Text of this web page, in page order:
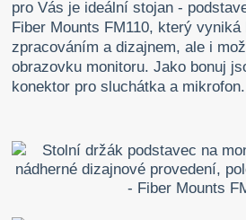
pro Vás je ideální stojan -
Fiber Mounts FM110, který
zpracováním a dizajnem, ale i
obrazovku monitoru. Jako bonuj
konektor pro sluchátka a mikrofon.